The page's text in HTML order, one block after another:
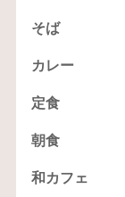
そば
カレー
定食
朝食
和カフェ